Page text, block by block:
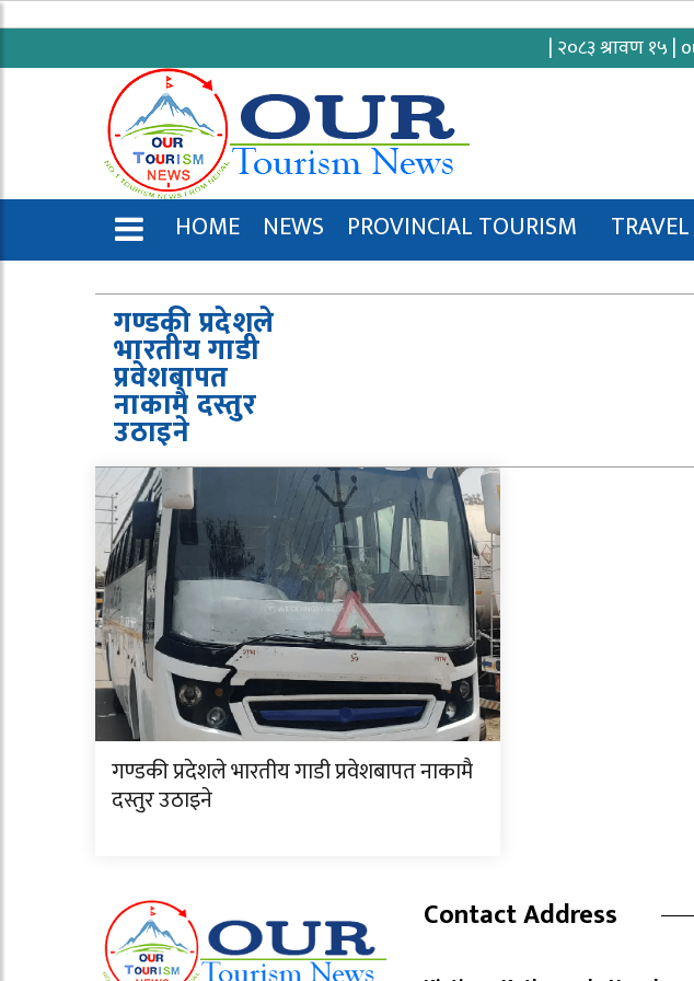
| २०८३ श्रावण १५ |
HOME NEWS PROVINCIAL TOURISM TRAVEL
ENGLISH
गण्डकी प्रदेशले
भारतीय गाडी
प्रवेशबापत
नाकामै दस्तुर
उठाइने
गण्डकी प्रदेशले भारतीय गाडी प्रवेशबापत नाकामै
दस्तुर उठाइने
Contact Address